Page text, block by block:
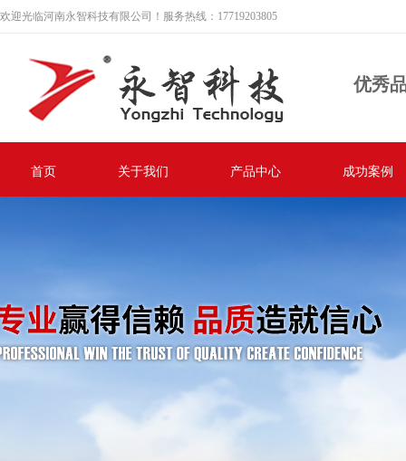
欢迎光临河南永智科技有限公司！服务热线：17719203805
优秀
首页 关于我们 产品中心 成功案例